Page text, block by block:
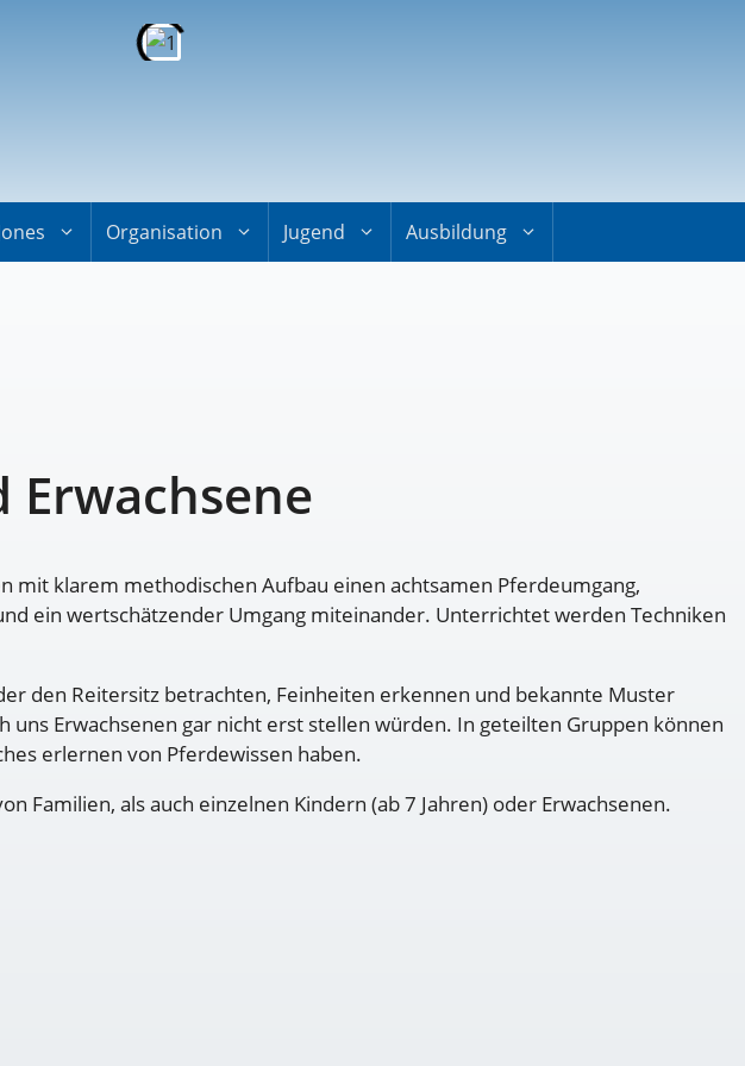
Organisation Jugend Ausbildung
mit klarem methodischen Aufbau einen achtsamen Pferdeumgang,
ein wertschätzender Umgang miteinander. Unterrichtet werden Techniken
den Reitersitz betrachten, Feinheiten erkennen und bekannte Muster
Erwachsenen gar nicht erst stellen würden. In geteilten Gruppen können
erlernen von Pferdewissen haben.
Familien, als auch einzelnen Kindern (ab 7 Jahren) oder Erwachsenen.